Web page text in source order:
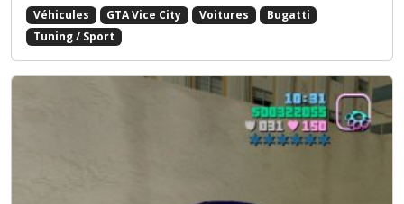
Véhicules GTA Vice City Voitures
Bugatti
Tuning / Sport